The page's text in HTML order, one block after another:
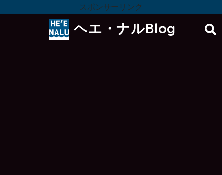
スポンサーリンク
ヘエ・ナルBlog